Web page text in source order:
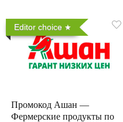
Editor choice
Промокод Ашан —
Фермерские продукты по